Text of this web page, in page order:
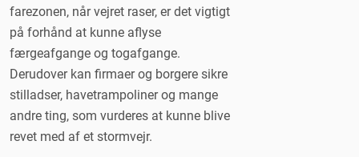
farezonen, når vejret raser, er det vigtigt
på forhånd at kunne aflyse
færgeafgange og togafgange.
Derudover kan firmaer og borgere sikre
stilladser, havetrampoliner og mange
andre ting, som vurderes at kunne blive
revet med af et stormvejr.